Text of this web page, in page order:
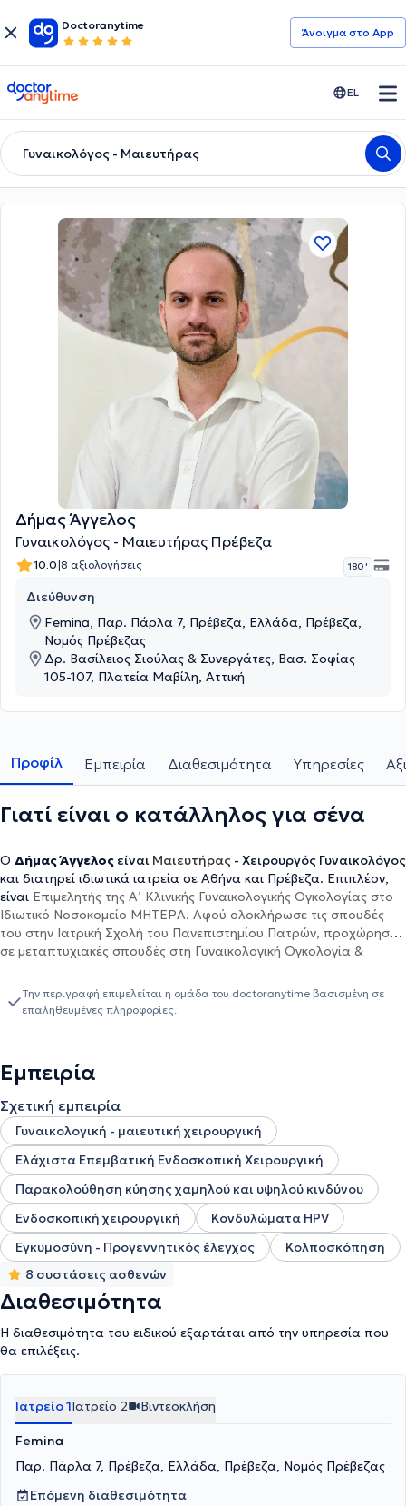
Doctoranytime
Άνοιγμα στο App
doctoranytime EL
Γυναικολόγος - Μαιευτήρας
Δήμας Άγγελος
Γυναικολόγος - Μαιευτήρας Πρέβεζα
10.0|8 αξιολογήσεις 180 '
Διεύθυνση
Femina, Παρ. Πάρλα 7, Πρέβεζα, Ελλάδα, Πρέβεζα,
Νομός Πρέβεζας
Δρ. Βασίλειος Σιούλας & Συνεργάτες, Βασ. Σοφίας
105-107, Πλατεία Μαβίλη, Αττική
Προφίλ Εμπειρία Διαθεσιμότητα Υπηρεσίες
Γιατί είναι ο κατάλληλος για σένα
Ο Δήμας Άγγελος είναι Μαιευτήρας - Χειρουργός Γυναικολόγος
και διατηρεί ιδιωτικά ιατρεία σε Αθήνα και Πρέβεζα. Επιπλέον,
είναι Επιμελητής της Α’ Κλινικής Γυναικολογικής Ογκολογίας στο
Ιδιωτικό Νοσοκομείο ΜΗΤΕΡΑ. Αφού ολοκλήρωσε τις σπουδές
του στην Ιατρική Σχολή του Πανεπιστημίου Πατρών, προχώρησε
σε μεταπτυχιακές σπουδές στη Γυναικολογική Ογκολογία &
Πανεπιστημίου Θεσσαλονίκης αλλά και στη Παθολογία της
Κύησης, στην Ιατρική Σχολή του Εθνικού και Καποδιστριακού
Μαιευτική - Γυναικολογία στο Πανεπιστημιακό Νοσοκομείο
Ιωαννίνων καθώς και στα Νοσοκομεία Barnet και Chase Farm του
Λονδίνου. Τέλος, εργάστηκε ωςΕπικουρικός Επιμελητής στο
Γενικό Νοσοκομείο Λευκάδας, Ελλάδα από το 2020 έως το 2023.
Την περιγραφή επιμελείται η ομάδα του doctoranytime βασισμένη σε
επαληθευμένες πληροφορίες.
Εμπειρία
Σχετική εμπειρία
Γυναικολογική - μαιευτική χειρουργική
Ελάχιστα Επεμβατική Ενδοσκοπική Χειρουργική
Παρακολούθηση κύησης χαμηλού και υψηλού κινδύνου
Ενδοσκοπική χειρουργική
Κονδυλώματα HPV
Εγκυμοσύνη - Προγεννητικός έλεγχος
Κολποσκόπηση
8 συστάσεις ασθενών
Διαθεσιμότητα
Η διαθεσιμότητα του ειδικού εξαρτάται από την υπηρεσία που
θα επιλέξεις.
Ιατρείο 1Ιατρείο 2 Βιντεοκλήση
Femina
Παρ. Πάρλα 7, Πρέβεζα, Ελλάδα, Πρέβεζα, Νομός Πρέβεζας
Επόμενη διαθεσιμότητα